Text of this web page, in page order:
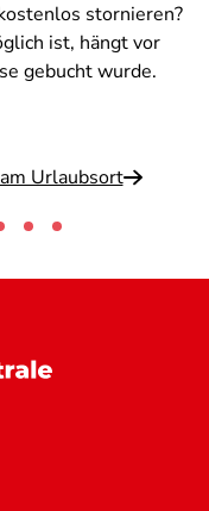
stornieren?
ist, hängt vor
gebucht wurde.
Urlaubsort